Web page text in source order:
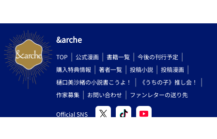
&arche
TOP 公式漫画 書籍一覧
今後の刊行予定
購入特典情報
著者一覧 投稿小説
投稿漫画
樋口美沙緒の小説書こうよ！
《うちの子》推し会！
作家募集
お問い合わせ ファンレターの送り先
Official SNS